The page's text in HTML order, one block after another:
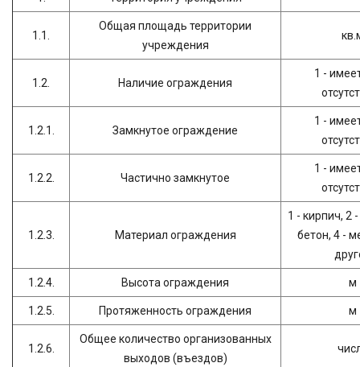
1.1.
Общая площадь территории
учреждения
1.2. Наличие ограждения
1 -
1.2.1. Замкнутое ограждение
1 -
1.2.2. Частично замкнутое
1 -
1.2.3. Материал ограждения
1 - кирпич, 2
бетон, 4 -
1.2.4. Высота ограждения м
1.2.5. Протяженность ограждения м
1.2.6.
Общее количество организованных
выходов (въездов)